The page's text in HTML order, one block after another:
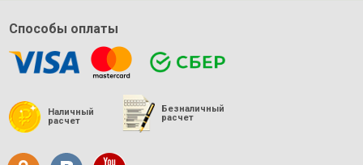
Способы оплаты
Наличный
расчет
Безналичный
расчет